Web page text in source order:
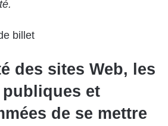
billet
des sites Web, les
et
de se mettre